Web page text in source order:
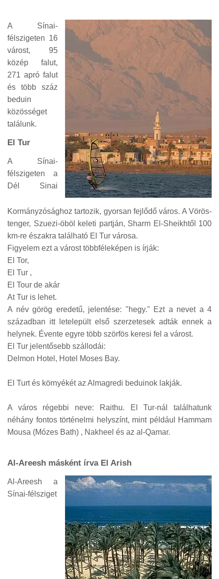
A Sínai-
félszigeten 16
várost, 95
közép falut,
271 apró falut
és több száz
beduin
közösséget
találunk.
El Tur
A Sínai-
félszigeten a
Dél Sinai
Kormányzósághoz tartozik, gyorsan fejlődő város. A Vörös-
tenger, Szuezi-öböl keleti partján, Sharm El-Sheikhtől 100
km-re északra található El Tur városa.
Figyelem ezt a várost többféleképen is írják:
El Tor,
El Tur ,
El Tour de akár
At Tur is lehet.
A név görög eredetű, jelentése: "hegy." Ezt a nevet a 4
században itt letelepült első szerzetesek adták ennek a
helynek. Évente egyre több szörfös keresi fel a várost.
El Tur jelentősebb szállodái:
Delmon Hotel, Hotel Moses Bay.
El Turt és környékét az Almagredi beduinok lakják.
A város régebbi neve: Raithu. El Tur-nál találhatunk
néhány fontos történelmi helyszínt, mint például Hammam
Mousa (Mózes Bath) , Nakheel és az al-Qamar.
Al-Areesh másként írva El Arish
Al-Areesh a
Sínai-félsziget